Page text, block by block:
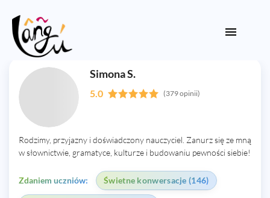
Simona S.
5.0 (379 opinii)
Rodzimy, przyjazny i doświadczony nauczyciel. Zanurz się ze mną
w słownictwie, gramatyce, kulturze i budowaniu pewności siebie!
Zdaniem uczniów: Świetne konwersacje (146)